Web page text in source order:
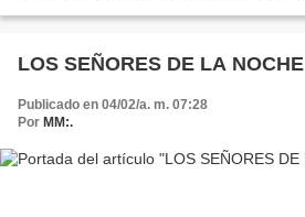
LOS SEÑORES DE LA NOCHE
Publicado en 04/02/a. m. 07:28
Por MM:.